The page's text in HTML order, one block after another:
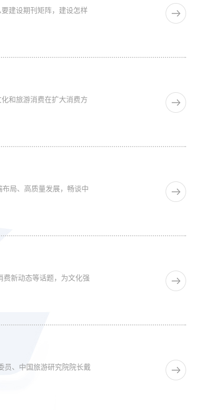
建设期刊矩阵，建设怎样
和旅游消费在扩大消费方
局、高质量发展，畅谈中
新动态等话题，为文化强
员、中国旅游研究院院长戴